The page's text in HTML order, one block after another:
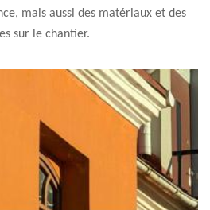
mais aussi des matériaux et des
sur le chantier.